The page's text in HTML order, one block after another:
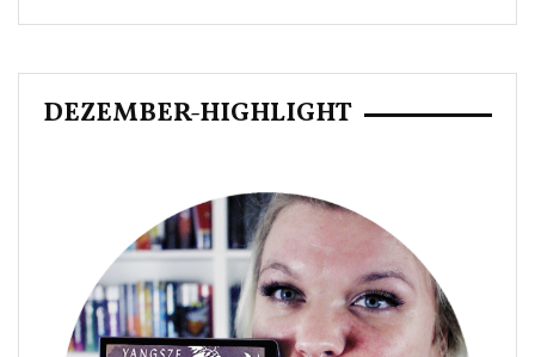
DEZEMBER-HIGHLIGHT